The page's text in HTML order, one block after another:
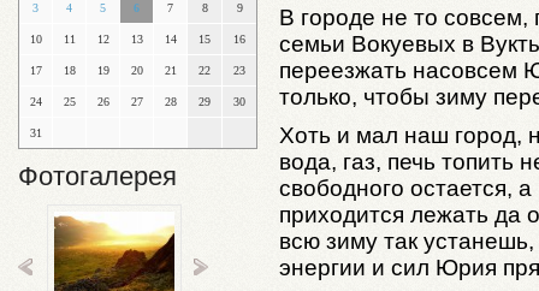
3 4 5 6 7 8 9
10 11 12 13 14 15 16
17 18 19 20 21 22 23
24 25 26 27 28 29 30
31
Фотогалерея
В городе не то
семьи Вокуевых в
переезжать насовсем
только, чтобы зиму
Хоть и мал наш город,
вода, газ, печь топить
свободного остается,
приходится лежать да
всю зиму так
энергии и сил Юрия